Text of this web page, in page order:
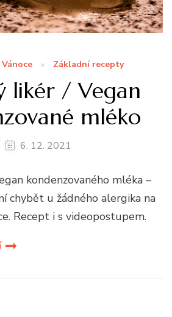
Vánoce Základní recepty
likér / Vegan
mléko
6. 12. 2021
kondenzovaného mléka –
chybět u žádného alergika na
Recept i s videopostupem.